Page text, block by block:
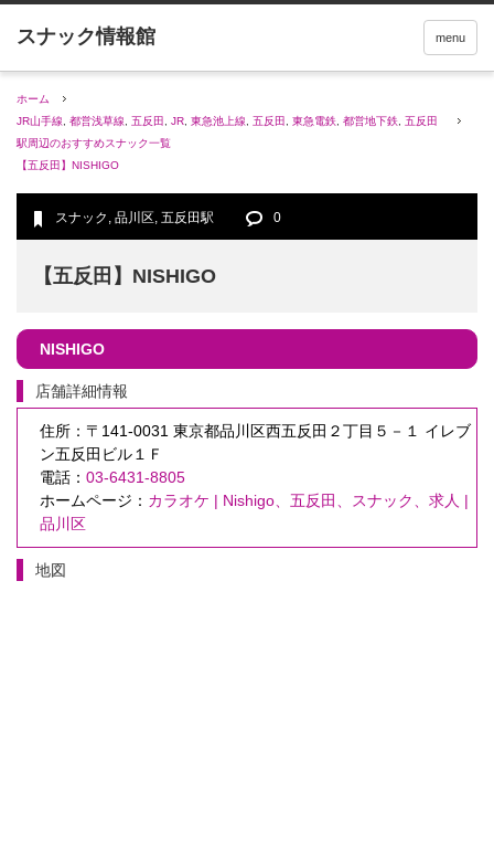
menu
ホーム
JR山手線
都営浅草線 五反田 JR 東急池上線 五反田 東急電鉄 都営地下鉄 五反田
駅周辺のおすすめスナック一覧
【五反田】NISHIGO
スナック , 品川区, 五反田駅 0
【五反田】NISHIGO
NISHIGO
店舗詳細情報
住所：〒141-0031 東京都品川区西五反田２丁目５－１ イレブ
ン五反田ビル１Ｆ
電話： 03-6431-8805
ホームページ： カラオケ | Nishigo、五反田、スナック、求人 |
品川区
地図